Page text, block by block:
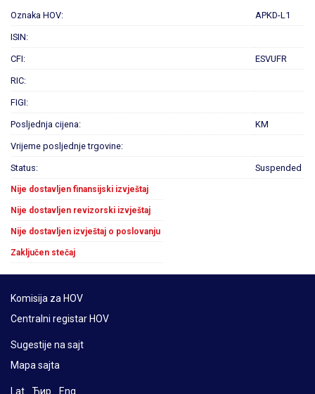
Oznaka HOV: APKD-L1
ISIN:
CFI: ESVUFR
RIC:
FIGI:
Posljednja cijena: KM
Vrijeme posljednje trgovine:
Status: Suspended
Nije dostavljen finansijski izvještaj
Nije dostavljen revizorski izvještaj
Nije dostavljen izvještaj o poslovanju
Zaključen stečaj
Komisija za HOV
Centralni registar HOV
Sugestije na sajt
Mapa sajta
Lat Ћир Eng